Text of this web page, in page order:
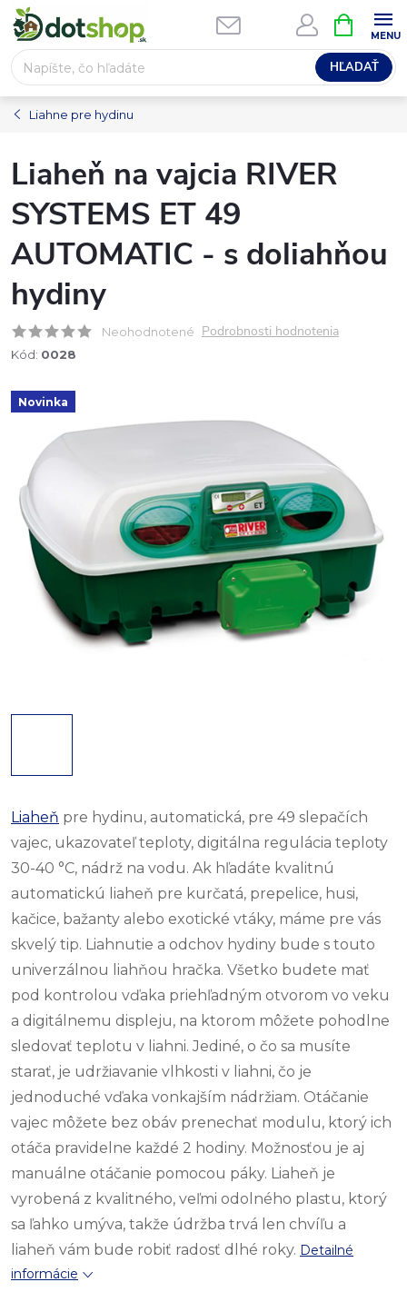
Prejsť
na
obsah
HĽADAŤ
KOŠÍK
Liahne pre hydinu
Liaheň na vajcia RIVER
SYSTEMS ET 49
AUTOMATIC - s doliahňou
hydiny
Neohodnotené Podrobnosti hodnotenia
Kód: 0028
Novinka
Liaheň pre hydinu, automatická, pre 49 slepačích
vajec, ukazovateľ teploty, digitálna regulácia teploty
30-40 °C, nádrž na vodu. Ak hľadáte kvalitnú
automatickú liaheň pre kurčatá, prepelice, husi,
kačice, bažanty alebo exotické vtáky, máme pre vás
skvelý tip. Liahnutie a odchov hydiny bude s touto
univerzálnou liahňou hračka. Všetko budete mať
pod kontrolou vďaka priehľadným otvorom vo veku
a digitálnemu displeju, na ktorom môžete pohodlne
sledovať teplotu v liahni. Jediné, o čo sa musíte
starať, je udržiavanie vlhkosti v liahni, čo je
jednoduché vďaka vonkajším nádržiam. Otáčanie
vajec môžete bez obáv prenechať modulu, ktorý ich
otáča pravidelne každé 2 hodiny. Možnosťou je aj
manuálne otáčanie pomocou páky. Liaheň je
vyrobená z kvalitného, veľmi odolného plastu, ktorý
sa ľahko umýva, takže údržba trvá len chvíľu a
liaheň vám bude robiť radosť dlhé roky. Detailné
informácie